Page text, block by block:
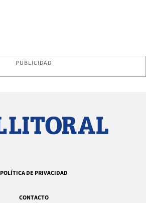
PUBLICIDAD
POLÍTICA DE PRIVACIDAD
CONTACTO